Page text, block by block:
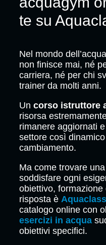
te su
Nel mondo
non finisce mai, né
carriera, né per chi
trainer da molti anni.
Un corso istruttore
risorsa
rimanere aggiornati
settore così
cambiamento.
Ma come trovare
soddisfare ogni
obiettivo,
risposta è
catalogo online con
esercizi in acqua
obiettivi specifici.